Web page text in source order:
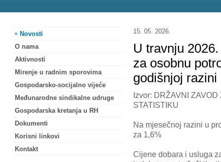
15. 05. 2026.
U travnju
za osobnu
godišnjoj razini
Izvor: DRŽAVNI ZAVOD
STATISTIKU
Na mjesečnoj razini u
za 1,6%
Cijene dobara i usluga
Novosti
O nama
Aktivnosti
Mirenje u radnim sporovima
Gospodarsko-socijalno vijeće
Međunarodne sindikalne udruge
Gospodarska kretanja u RH
Dokumenti
Korisni linkovi
Kontakt